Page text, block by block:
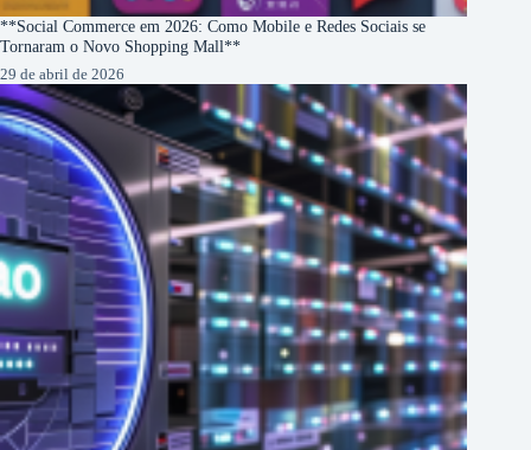
**Social Commerce em 2026: Como Mobile e Redes Sociais se
Tornaram o Novo Shopping Mall**
29 de abril de 2026